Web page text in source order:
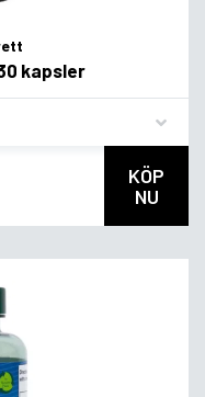
kapsler
KÖP
NU